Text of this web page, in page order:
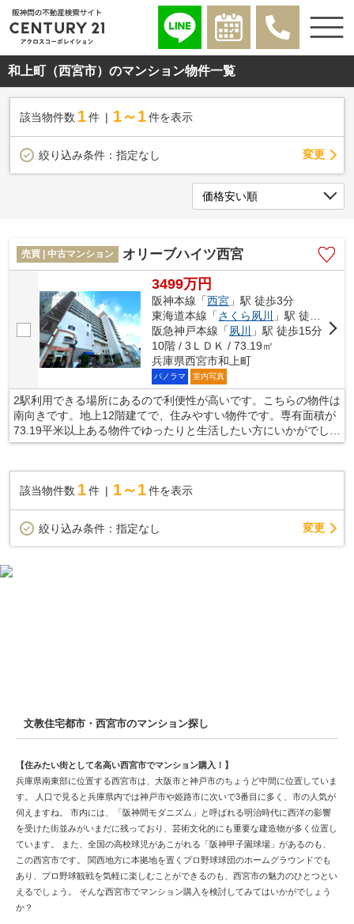
和上町（西宮市）のマンション物件一覧
該当物件数 1件 1～1 件を表示
絞り込み条件： 指定なし 変更
売買 | 中古マンション オリーブハイツ西宮
3499万円
阪神本線「西宮 」駅 徒歩3分
東海道本線「さくら夙川
」駅 徒歩8分
阪急神戸本線「夙川
」駅 徒歩15分
10階 / 3ＬＤＫ / 73.19㎡
兵庫県西宮市和上町
パノラマ 室内写真
2駅利用できる場所にあるので利便性が高いです。こちらの物件は
南向きです。地上12階建てで、住みやすい物件です。専有面積が
73.19平米以上ある物件でゆったりと生活したい方にいかがでしょ
うか。当社は確かな不動産情報をご提供しております。こだわり
い。経験豊富なスタッフがしっかりとサポート致します。
該当物件数 1件 1～1 件を表示
絞り込み条件： 指定なし 変更
文教住宅都市・西宮市のマンション探し
【住みたい街として名高い西宮市でマンション購入！】
兵庫県南東部に位置する西宮市は、大阪市と神戸市のちょうど中間に位置していま
す。 人口で見ると兵庫県内では神戸市や姫路市に次いで3番目に多く、市の人気が
伺えますね。 市内には、「阪神間モダニズム」と呼ばれる明治時代に西洋の影響
を受けた街並みがいまだに残っており、芸術文化的にも重要な建造物が多く位置し
ています。 また、全国の高校球児があこがれる「阪神甲子園球場」があるのも、
この西宮市です。 関西地方に本拠地を置くプロ野球球団のホームグラウンドでも
あり、プロ野球観戦を気軽に楽しむことができるのも、西宮市の魅力のひとつとい
えるでしょう。 そんな西宮市でマンション購入を検討してみてはいかがでしょう
か？